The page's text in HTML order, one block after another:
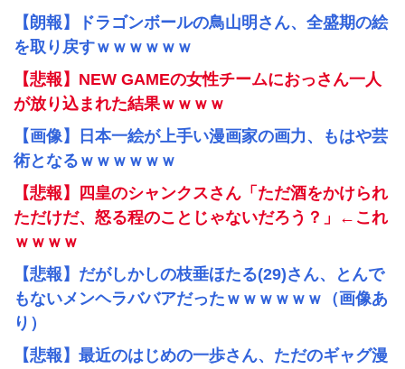
【朗報】ドラゴンボールの鳥山明さん、全盛期の絵
を取り戻すｗｗｗｗｗｗ
【悲報】NEW GAMEの女性チームにおっさん一人
が放り込まれた結果ｗｗｗｗ
【画像】日本一絵が上手い漫画家の画力、もはや芸
術となるｗｗｗｗｗｗ
【悲報】四皇のシャンクスさん「ただ酒をかけられ
ただけだ、怒る程のことじゃないだろう？」←これ
ｗｗｗｗ
【悲報】だがしかしの枝垂ほたる(29)さん、とんで
もないメンヘラババアだったｗｗｗｗｗｗ（画像あ
り）
【悲報】最近のはじめの一歩さん、ただのギャグ漫